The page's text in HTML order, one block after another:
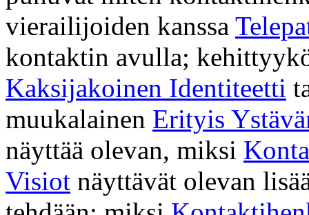
vierailijoiden kanssa
kontaktin avulla;
Kaksijakoinen Identiteetti
muukalainen Erityis
näyttää olevan, miksi
Visiot näyttävät olevan